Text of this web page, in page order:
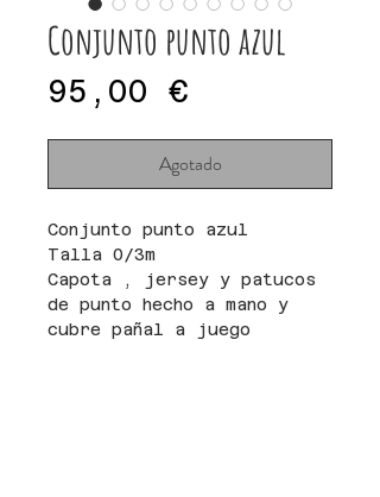
Conjunto punto azul
95,00 €
Agotado
Conjunto punto azul
Talla 0/3m
Capota , jersey y patucos
de punto hecho a mano y
cubre pañal a juego